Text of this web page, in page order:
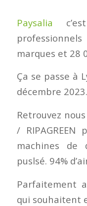
Paysalia
marques et 28
Ça se passe à
décembre 2023.
Retrouvez
/
machines de
puslsé. 94%
Parfaitement
qui souhaitent